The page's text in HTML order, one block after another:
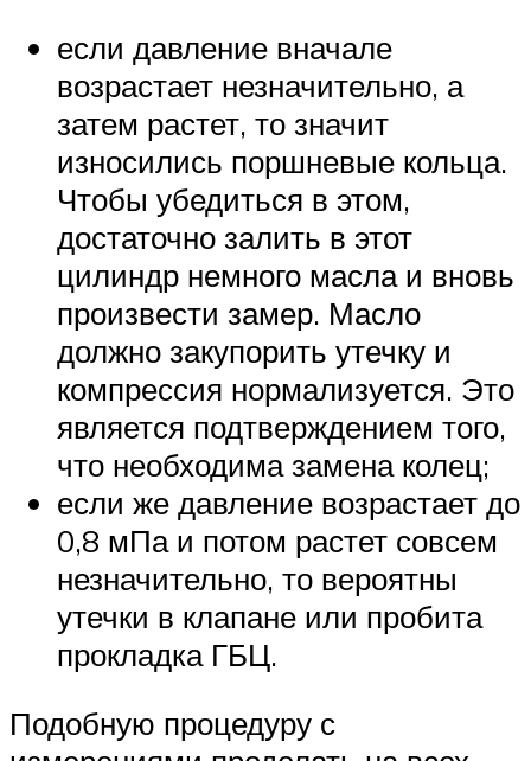
если давление вначале
возрастает незначительно, а
затем растет, то значит
износились поршневые кольца.
Чтобы убедиться в этом,
достаточно залить в этот
цилиндр немного масла и вновь
произвести замер. Масло
должно закупорить утечку и
компрессия нормализуется. Это
является подтверждением того,
что необходима замена колец;
если же давление возрастает до
0,8 мПа и потом растет совсем
незначительно, то вероятны
утечки в клапане или пробита
прокладка ГБЦ.
Подобную процедуру с